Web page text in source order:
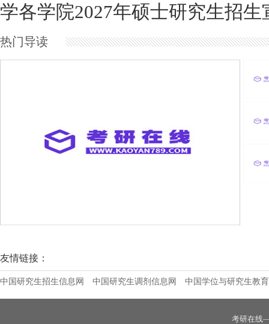
学各学院2027年硕士研究生招
热门导读
友情链接：
中国研究生招生信息网 中国研究生调剂信息网 中国学位与研究生教
考研在线